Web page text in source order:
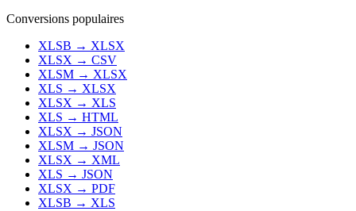
Conversions populaires
XLSB → XLSX
XLSX → CSV
XLSM → XLSX
XLS → XLSX
XLSX → XLS
XLS → HTML
XLSX → JSON
XLSM → JSON
XLSX → XML
XLS → JSON
XLSX → PDF
XLSB → XLS